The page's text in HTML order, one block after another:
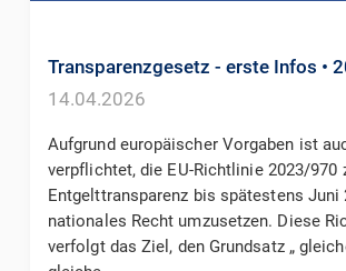
Transparenzgesetz - erste Infos •
14.04.2026
Aufgrund europäischer Vorgaben ist
verpflichtet, die EU-Richtlinie 2023/970
Entgelttransparenz bis spätestens Juni
nationales Recht umzusetzen. Diese
verfolgt das Ziel, den Grundsatz „